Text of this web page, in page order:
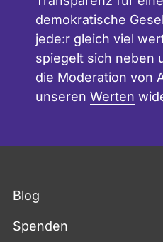
demokratische
jede:r gleich viel
spiegelt sich neben
die Moderation von
unseren Werten
Blog
Spenden